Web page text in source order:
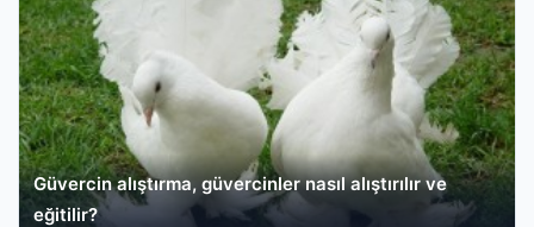
Güvercin alıştırma, güvercinler nasıl alıştırılır ve
eğitilir?